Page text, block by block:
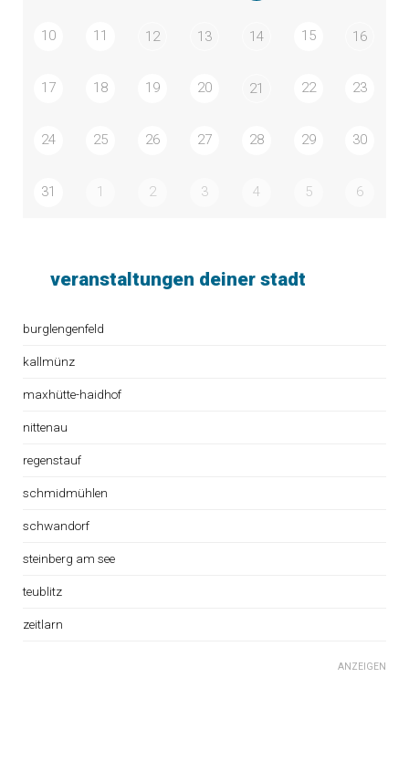
10 11 12 13 14 15 16
17 18 19 20 21 22 23
24 25 26 27 28 29 30
31 1 2 3 4 5 6
veranstaltungen deiner stadt
burglengenfeld
kallmünz
maxhütte-haidhof
nittenau
regenstauf
schmidmühlen
schwandorf
steinberg am see
teublitz
zeitlarn
ANZEIGEN